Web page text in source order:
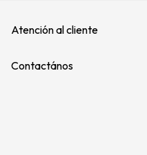
Atención al cliente
Contactános